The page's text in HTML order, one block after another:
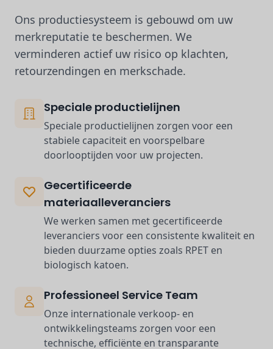
Ons productiesysteem is gebouwd om uw
merkreputatie te beschermen. We
verminderen actief uw risico op klachten,
retourzendingen en merkschade.
Speciale productielijnen
Speciale productielijnen zorgen voor een
stabiele capaciteit en voorspelbare
doorlooptijden voor uw projecten.
Gecertificeerde
materiaalleveranciers
We werken samen met gecertificeerde
leveranciers voor een consistente kwaliteit en
bieden duurzame opties zoals RPET en
biologisch katoen.
Professioneel Service Team
Onze internationale verkoop- en
ontwikkelingsteams zorgen voor een
technische, efficiënte en transparante